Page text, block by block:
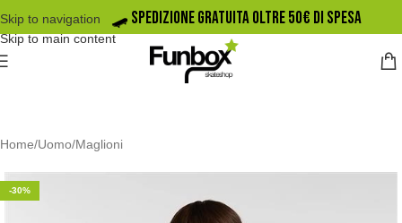
Skip to navigation
Skip to main content
🛹️ SPEDIZIONE GRATUITA OLTRE 50€ DI SPESA
Home/Uomo/Maglioni
-30%